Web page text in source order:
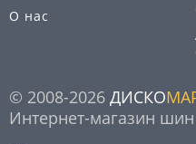
О нас
© 2008-2026 ДИСКО
Интернет-магазин